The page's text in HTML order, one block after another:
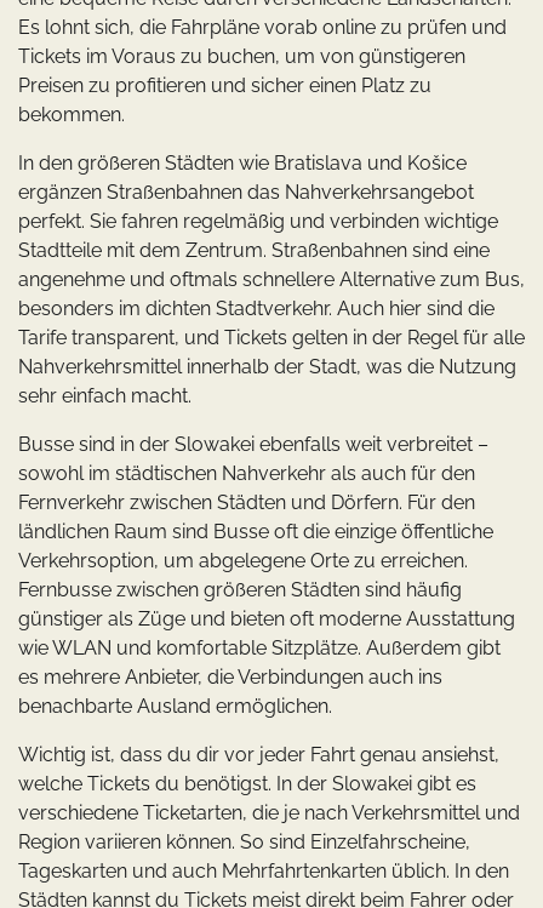
Es lohnt sich, die Fahrpläne vorab online zu prüfen und
Tickets im Voraus zu buchen, um von günstigeren
Preisen zu profitieren und sicher einen Platz zu
bekommen.
In den größeren Städten wie Bratislava und Košice
ergänzen Straßenbahnen das Nahverkehrsangebot
perfekt. Sie fahren regelmäßig und verbinden wichtige
Stadtteile mit dem Zentrum. Straßenbahnen sind eine
angenehme und oftmals schnellere Alternative zum Bus,
besonders im dichten Stadtverkehr. Auch hier sind die
Tarife transparent, und Tickets gelten in der Regel für alle
Nahverkehrsmittel innerhalb der Stadt, was die Nutzung
sehr einfach macht.
Busse sind in der Slowakei ebenfalls weit verbreitet –
sowohl im städtischen Nahverkehr als auch für den
Fernverkehr zwischen Städten und Dörfern. Für den
ländlichen Raum sind Busse oft die einzige öffentliche
Verkehrsoption, um abgelegene Orte zu erreichen.
Fernbusse zwischen größeren Städten sind häufig
günstiger als Züge und bieten oft moderne Ausstattung
wie WLAN und komfortable Sitzplätze. Außerdem gibt
es mehrere Anbieter, die Verbindungen auch ins
benachbarte Ausland ermöglichen.
Wichtig ist, dass du dir vor jeder Fahrt genau ansiehst,
welche Tickets du benötigst. In der Slowakei gibt es
verschiedene Ticketarten, die je nach Verkehrsmittel und
Region variieren können. So sind Einzelfahrscheine,
Tageskarten und auch Mehrfahrtenkarten üblich. In den
Städten kannst du Tickets meist direkt beim Fahrer oder